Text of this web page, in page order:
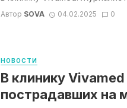
Автор SOVA 04.02.2025 0
НОВОСТИ
В клинику
пострадавших на